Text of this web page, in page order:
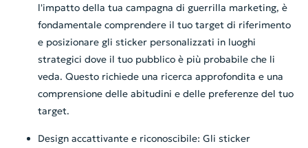
l'impatto della tua campagna di guerrilla marketing, è
fondamentale comprendere il tuo target di riferimento
e posizionare gli sticker personalizzati in luoghi
strategici dove il tuo pubblico è più probabile che li
veda. Questo richiede una ricerca approfondita e una
comprensione delle abitudini e delle preferenze del tuo
target.
Design accattivante e riconoscibile: Gli sticker